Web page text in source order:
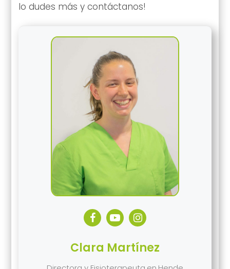
lo dudes más y contáctanos!
Clara Martínez